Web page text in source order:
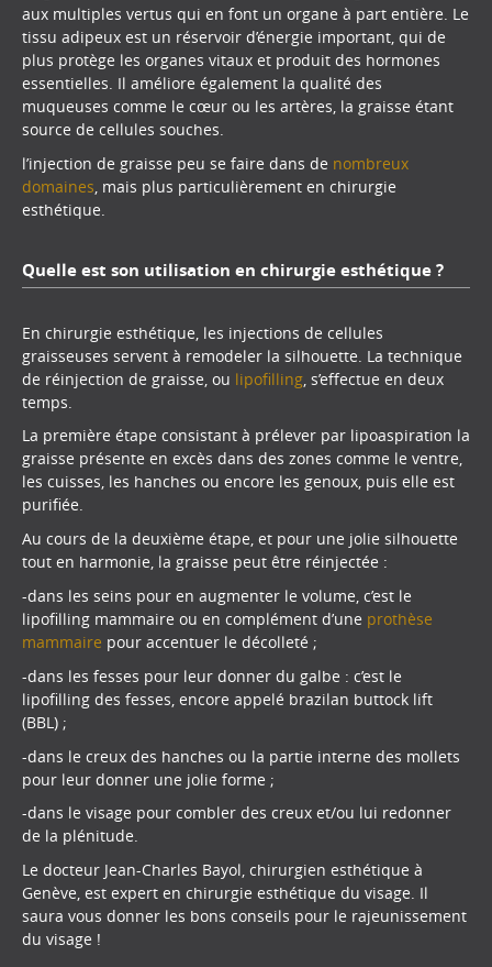
aux multiples vertus qui en font un organe à part entière. Le
tissu adipeux est un réservoir d’énergie important, qui de
plus protège les organes vitaux et produit des hormones
essentielles. Il améliore également la qualité des
muqueuses comme le cœur ou les artères, la graisse étant
source de cellules souches.
l’injection de graisse peu se faire dans de nombreux
domaines , mais plus particulièrement en chirurgie
esthétique.
Quelle est son utilisation en chirurgie esthétique ?
En chirurgie esthétique, les injections de cellules
graisseuses servent à remodeler la silhouette. La technique
de réinjection de graisse, ou lipofilling , s’effectue en deux
temps.
La première étape consistant à prélever par lipoaspiration la
graisse présente en excès dans des zones comme le ventre,
les cuisses, les hanches ou encore les genoux, puis elle est
purifiée.
Au cours de la deuxième étape, et pour une jolie silhouette
tout en harmonie, la graisse peut être réinjectée :
-dans les seins pour en augmenter le volume, c’est le
lipofilling mammaire ou en complément d’une prothèse
mammaire pour accentuer le décolleté ;
-dans les fesses pour leur donner du galbe : c’est le
lipofilling des fesses, encore appelé brazilan buttock lift
(BBL) ;
-dans le creux des hanches ou la partie interne des mollets
pour leur donner une jolie forme ;
-dans le visage pour combler des creux et/ou lui redonner
de la plénitude.
Le docteur Jean-Charles Bayol, chirurgien esthétique à
Genève, est expert en chirurgie esthétique du visage. Il
saura vous donner les bons conseils pour le rajeunissement
du visage !